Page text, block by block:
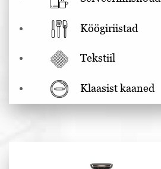
Köögiriistad
Tekstiil
Klaasist kaaned